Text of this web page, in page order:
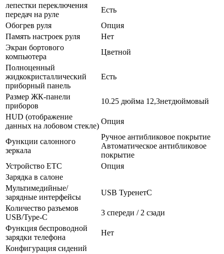
лепестки переключения
передач на руле
Есть
Обогрев руля
Опция
Память настроек руля
Нет
Экран бортового
компьютера
Цветной
Полноценный
жидкокристаллический
приборный панель
Есть
Размер ЖК-панели
приборов
10.25 дюйма 12,3нетдюймовый
HUD (отображение
данных на лобовом стекле)
Опция
Функции салонного
зеркала
Ручное антибликовое покрытие
Автоматическое антибликовое
покрытие
Устройство ETC
Опция
Зарядка в салоне
Мультимедийные/
зарядные интерфейсы
USB TypeнетC
Количество разъемов
USB/Type-C
3 спереди / 2 сзади
Функция беспроводной
зарядки телефона
Нет
Конфигурация сидений